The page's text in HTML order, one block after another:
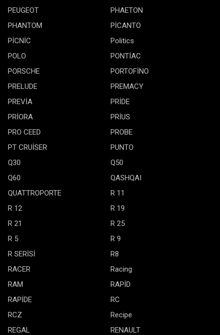
PEUGEOT
PHAETON
PHANTOM
PİCANTO
PİCNİC
Politics
POLO
PONTİAC
PORSCHE
PORTOFİNO
PRELUDE
PREMACY
PREVİA
PRİDE
PRİORA
PRİUS
PRO CEED
PROBE
PT CRUİSER
PUNTO
Q30
Q50
Q60
QASHQAI
QUATTROPORTE
R 11
R 12
R 19
R 21
R 25
R 5
R 9
R SERİSİ
R8
RACER
Racing
RAM
RAPİD
RAPİDE
RC
RCZ
Recipe
REGAL
RENAULT